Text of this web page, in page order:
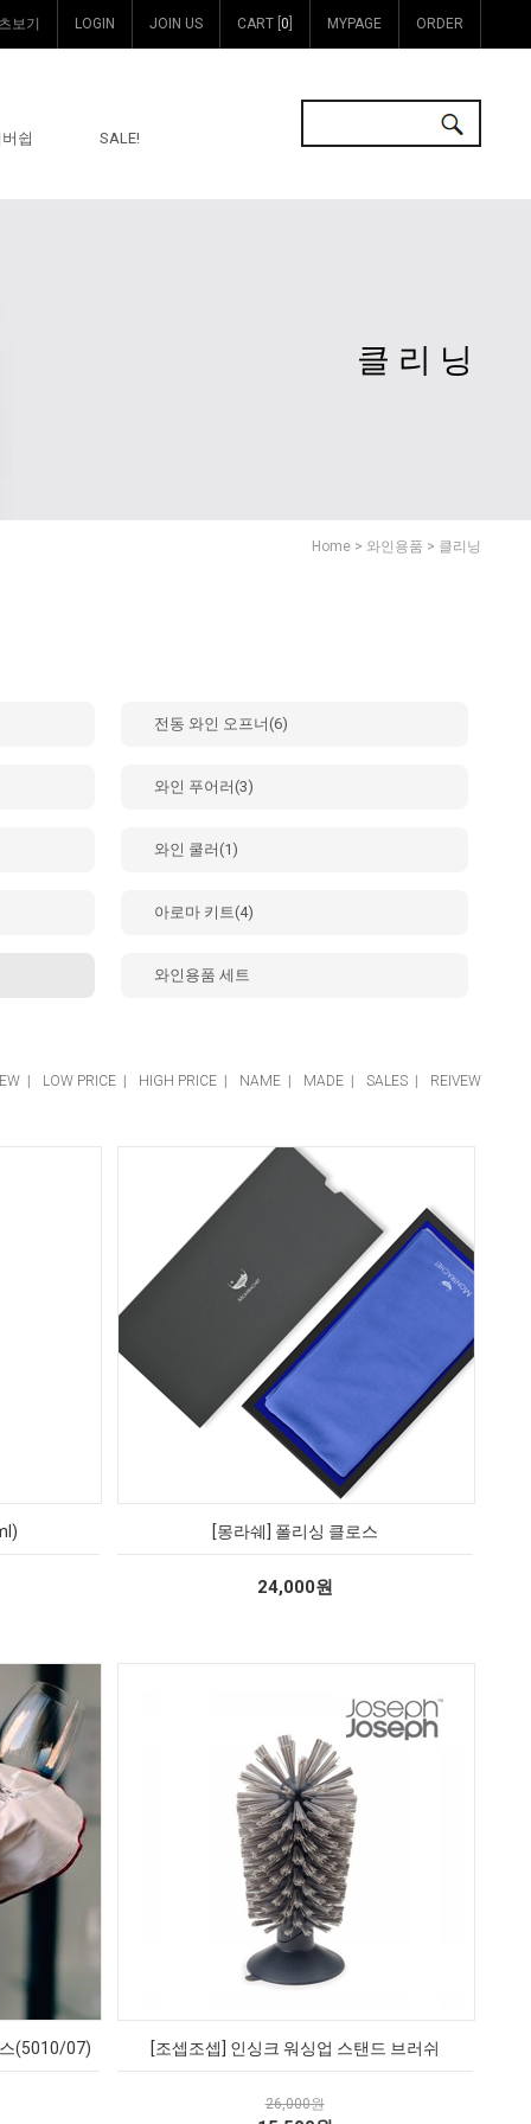
보기 LOGIN JOIN US CART [ 0 MYPAGE ORDER
쉽 SALE!
클리닝
Home > 와인용품 > 클리닝
전동 와인 오프너(6)
와인 푸어러(3)
와인 쿨러(1)
아로마 키트(4)
와인용품 세트
LOW PRICE HIGH PRICE NAME MADE SALES REIVEW
[몽라쉐] 폴리싱 클로스
24,000원
(5010/07) [조셉조셉] 인싱크 워싱업 스탠드 브러쉬
26,000원